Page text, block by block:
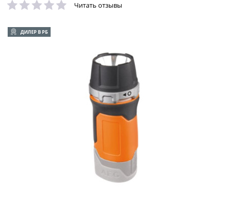
Читать отзывы
ДИЛЕР В РБ